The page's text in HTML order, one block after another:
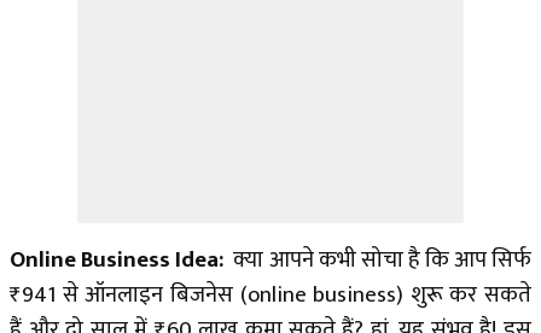
Online Business Idea:क्या आपने कभी सोचा है कि आप सिर्फ
₹941 से ऑनलाइन बिजनेस (online business) शुरू कर सकते